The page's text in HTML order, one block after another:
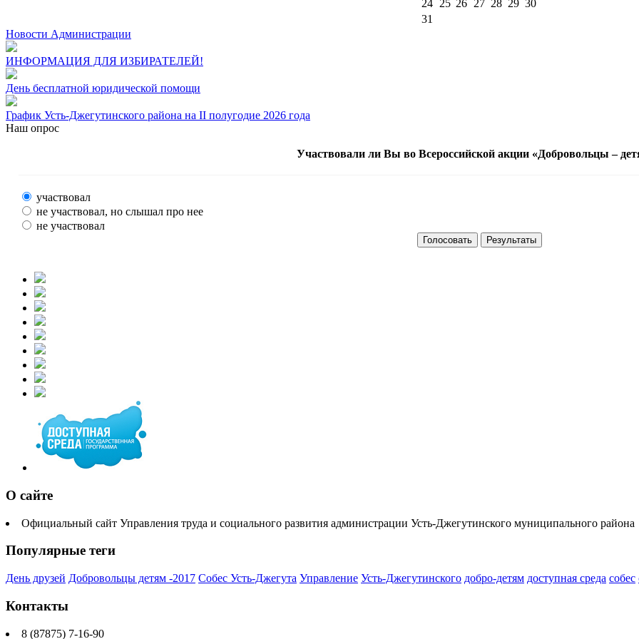
24 25 26 27 28 29 30
31
Новости Администрации
ИНФОРМАЦИЯ ДЛЯ ИЗБИРАТЕЛЕЙ!
День бесплатной юридической помощи
График Усть-Джегутинского района на II полугодие 2026 года
Наш опрос
Участвовали ли Вы во Всероссийской акции «Добровольцы –
участвовал
не участвовал, но слышал про нее
не участвовал
О сайте
Официальный сайт Управления труда и социального развития администрации Усть-Джегутинского муниципального района
Популярные теги
День друзей Добровольцы детям -2017 Собес Усть-Джегута Управление Усть-Джегутинского добро-детям доступная среда собес
Контакты
8 (87875) 7-16-90